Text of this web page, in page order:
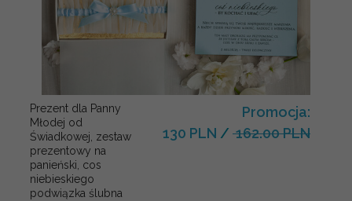
Prezent dla Panny
Młodej od
Świadkowej, zestaw
prezentowy na
panieński, cos
niebieskiego
podwiązka ślubna
Promocja:
130 PLN / 162.00 PLN